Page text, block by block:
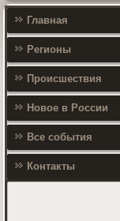
Главная
Регионы
Происшествия
Новое в России
Все события
Контакты